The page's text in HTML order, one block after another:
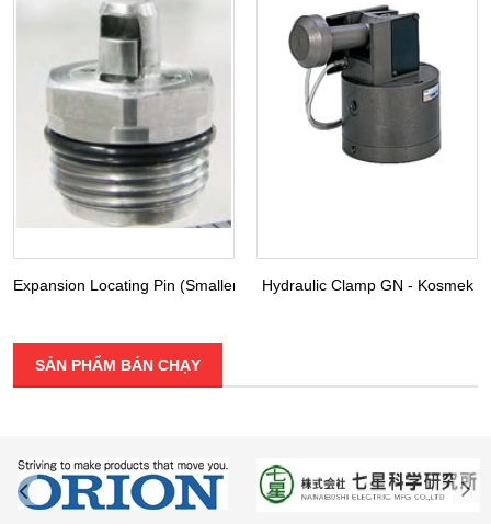
Expansion Locating Pin (Smaller Diameter) VRA VRC - Kosmek
Hydraulic Clamp GN - Kosmek
SẢN PHẨM BÁN CHẠY